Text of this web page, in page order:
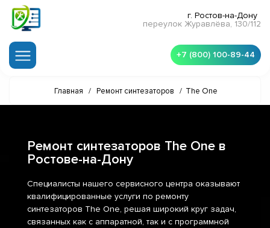
г. Ростов-на-Дону
переулок Журавлёва, 130/112
+7 (800) 100-89-44
Главная / Ремонт синтезаторов / The One
Ремонт синтезаторов The One в
Ростове-на-Дону
Специалисты нашего сервисного центра оказывают
квалифицированные услуги по ремонту
синтезаторов The One, решая широкий круг задач,
связанных как с аппаратной, так и с программной